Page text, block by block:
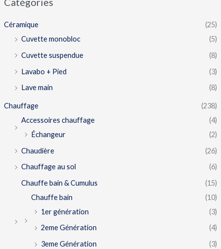
Céramique
(25)
Cuvette monobloc
(5)
Cuvette suspendue
(8)
Lavabo + Pied
(3)
Lave main
(8)
Chauffage
(238)
Accessoires chauffage
(4)
Échangeur
(2)
Chaudière
(26)
Chauffage au sol
(6)
Chauffe bain & Cumulus
(15)
Chauffe bain
(10)
1er génération
(3)
2eme Génération
(4)
3eme Génération
(3)